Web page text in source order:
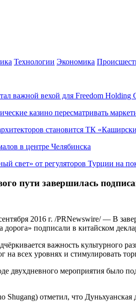
Технологии Экономика
важной вехой для Freedom Holding
казино пересматривать
становится ТК
в центре Челябинска
свет» от регуляторов Турции на
пути завершилась
2016 г. /PRNewswire/ — В
подписали в китайском
важность культурного
на всех уровнях и стимулировать
двухдневного мероприятия
отметил, что Дуньхуанская